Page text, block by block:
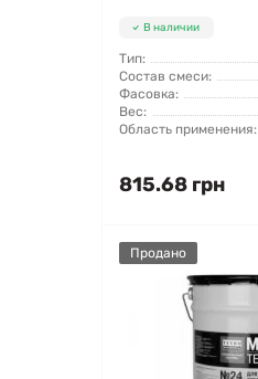
В наличии
Тип:
Состав смеси:
Фасовка:
Вес:
Область применения:
815.68 грн
Продано